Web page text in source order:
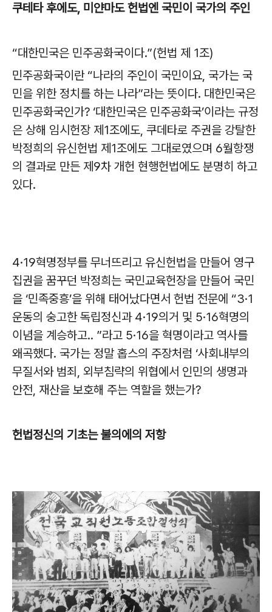
쿠테타 후에도, 미얀마도 헌법엔 국민이 국가의 주인
“대한민국은 민주공화국이다.”(헌법 제 1조)
민주공화국이란 “나라의 주인이 국민이요, 국가는 국
민을 위한 정치를 하는 나라”라는 뜻이다. 대한민국은
민주공화국인가? ‘대한민국은 민주공화국’이라는 규정
은 상해 임시헌장 제1조에도, 쿠데타로 주권을 강탈한
박정희의 유신헌법 제1조에도 그대로였으며 6월항쟁
의 결과로 만든 제9차 개헌 현행헌법에도 분명히 하고
있다.
4·19혁명정부를 무너뜨리고 유신헌법을 만들어 영구
집권을 꿈꾸던 박정희는 국민교육헌장을 만들어 국민
을 ‘민족중흥’을 위해 태어났다면서 헌법 전문에 “3·1
운동의 숭고한 독립정신과 4·19의거 및 5·16혁명의
이념을 계승하고.. ”라고 5·16을 혁명이라고 역사를
왜곡했다. 국가는 정말 홉스의 주장처럼 ‘사회내부의
무질서와 범죄, 외부침략의 위협에서 인민의 생명과
안전, 재산을 보호해 주는 역할을 했는가?
헌법정신의 기초는 불의에의 저항